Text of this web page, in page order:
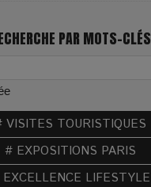
PAR MOTS-CLÉS
VISITES TOURISTIQUES
# EXPOSITIONS PARIS
LIFESTYLE